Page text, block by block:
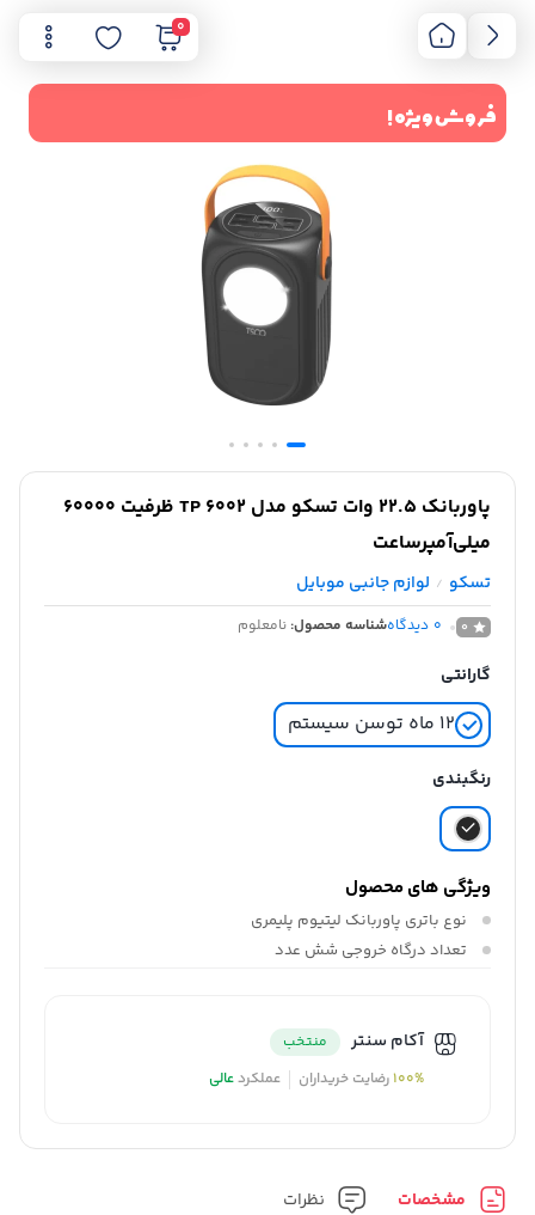
0
فروش ویژه !
پاوربانک 22.5 وات تسکو مدل TP 6002 ظرفیت 60000
میلی‌آمپرساعت
تسکو / لوازم جانبی موبایل
0
0 دیدگاهشناسه محصول: نامعلوم
گارانتی
۱۲ ماه توسن سیستم
رنگبندی
ویژگی های محصول
نوع باتری پاوربانک لیتیوم پلیمری
تعداد درگاه خروجی شش عدد
آکام سنتر
منتخب
100%رضایت خریداران عملکردعالی
مشخصات نظرات